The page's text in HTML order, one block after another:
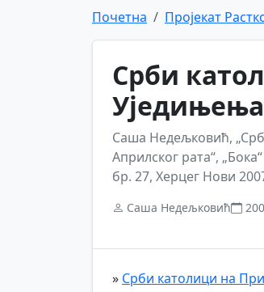
Почетна Пројекат
Срби
Саша Недељковић,
Априлског рата“,
бр. 27, Херцег Нови
Саша Недељковић
» Срби католици на